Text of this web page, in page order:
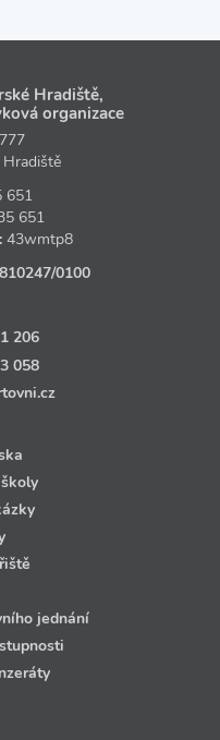
Hradiště,
organizace
651
651
43wmtp8
/0100
206
058
jednání